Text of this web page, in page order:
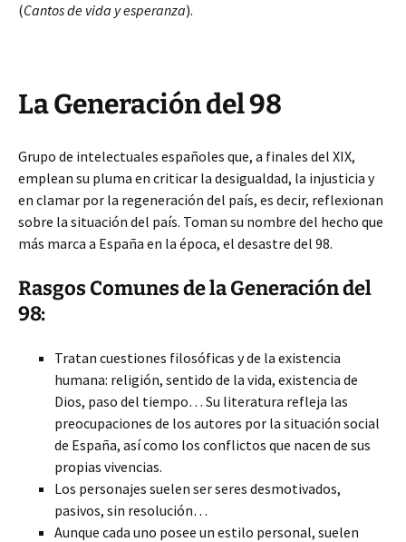
(Cantos de vida y esperanza).
La Generación del 98
Grupo de intelectuales españoles que, a finales del XIX,
emplean su pluma en criticar la desigualdad, la injusticia y
en clamar por la regeneración del país, es decir, reflexionan
sobre la situación del país. Toman su nombre del hecho que
más marca a España en la época, el desastre del 98.
Rasgos Comunes de la Generación del
98:
Tratan cuestiones filosóficas y de la existencia
humana: religión, sentido de la vida, existencia de
Dios, paso del tiempo… Su literatura refleja las
preocupaciones de los autores por la situación social
de España, así como los conflictos que nacen de sus
propias vivencias.
Los personajes suelen ser seres desmotivados,
pasivos, sin resolución…
Aunque cada uno posee un estilo personal, suelen